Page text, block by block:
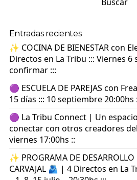
Entradas recientes
✨ COCINA DE BIENESTAR con
Directos en La Tribu ::: Viernes
confirmar :::
🟣 ESCUELA DE PAREJAS con
15 días ::: 10 septiembre 20:00hs
🟣 La Tribu Connect | Un
conectar con otros creadores
viernes 17:00hs ::
✨ PROGRAMA DE
CARVAJAL 🫂 | 4 Directos en La